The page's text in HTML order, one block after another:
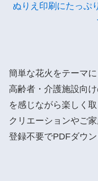
ぬりえ印刷にたっぷ
簡単な花火をテーマ
高齢者・介護施設向
を感じながら楽しく
クリエーションやご
登録不要でPDFダウ